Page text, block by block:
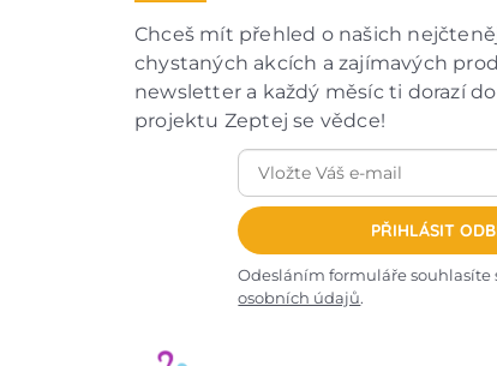
Chceš mít přehled o našich
chystaných akcích a zajímavých
newsletter a každý měsíc ti dorazí
projektu Zeptej se vědce!
PŘIHLÁSIT
Odesláním formuláře souhlasíte
osobních údajů.